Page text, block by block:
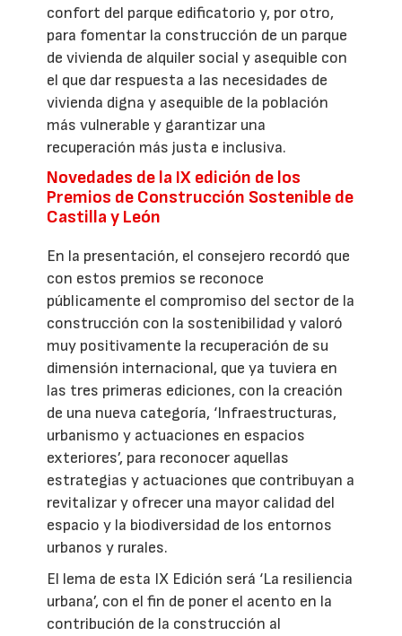
confort del parque edificatorio y, por otro,
para fomentar la construcción de un parque
de vivienda de alquiler social y asequible con
el que dar respuesta a las necesidades de
vivienda digna y asequible de la población
más vulnerable y garantizar una
recuperación más justa e inclusiva.
Novedades de la IX edición de los
Premios de Construcción Sostenible de
Castilla y León
En la presentación, el consejero recordó que
con estos premios se reconoce
públicamente el compromiso del sector de la
construcción con la sostenibilidad y valoró
muy positivamente la recuperación de su
dimensión internacional, que ya tuviera en
las tres primeras ediciones, con la creación
de una nueva categoría, ‘Infraestructuras,
urbanismo y actuaciones en espacios
exteriores’, para reconocer aquellas
estrategias y actuaciones que contribuyan a
revitalizar y ofrecer una mayor calidad del
espacio y la biodiversidad de los entornos
urbanos y rurales.
El lema de esta IX Edición será ‘La resiliencia
urbana’, con el fin de poner el acento en la
contribución de la construcción al